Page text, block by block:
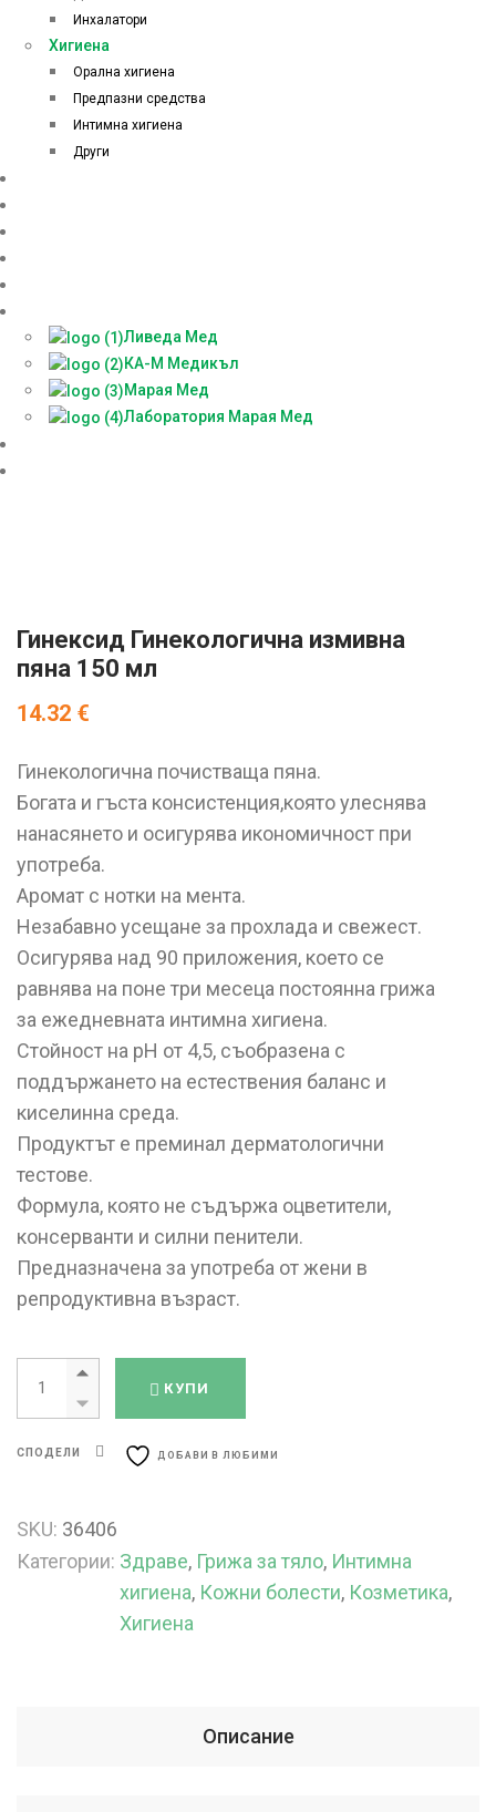
Инхалатори
Хигиена
Орална хигиена
Предпазни средства
Интимна хигиена
Други
Ливеда Мед
КА-М Медикъл
Марая Мед
Лаборатория Марая Мед
Гинексид Гинекологична измивна
пяна 150 мл
14.32 €
Гинекологична почистваща пяна.
Богата и гъста консистенция,която улеснява
нанасянето и осигурява икономичност при
употреба.
Аромат с нотки на мента.
Незабавно усещане за прохлада и свежест.
Осигурява над 90 приложения, което се
равнява на поне три месеца постоянна грижа
за ежедневната интимна хигиена.
Стойност на pH от 4,5, съобразена с
поддържането на естествения баланс и
киселинна среда.
Продуктът е преминал дерматологични
тестове.
Формула, която не съдържа оцветители,
консерванти и силни пенители.
Предназначена за употреба от жени в
репродуктивна възраст.
Гинексид Гинекологична измивна пяна 150 мл quantity
КУПИ
СПОДЕЛИ ДОБАВИ В ЛЮБИМИ
SKU: 36406
Категории: Здраве, Грижа за тяло, Интимна
хигиена, Кожни болести, Козметика,
Хигиена
Описание